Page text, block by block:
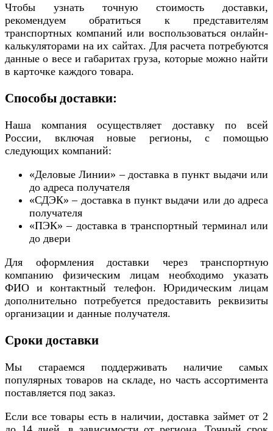
Чтобы узнать точную стоимость доставки,
рекомендуем обратиться к представителям
транспортных компаний или воспользоваться онлайн-
калькуляторами на их сайтах. Для расчета потребуются
данные о весе и габаритах груза, которые можно найти
в карточке каждого товара.
Способы доставки:
Наша компания осуществляет доставку по всей
России, включая новые регионы, с помощью
следующих компаний:
«Деловые Линии» – доставка в пункт выдачи или
до адреса получателя
«СДЭК» – доставка в пункт выдачи или до адреса
получателя
«ПЭК» – доставка в транспортный терминал или
до двери
Для оформления доставки через транспортную
компанию физическим лицам необходимо указать
ФИО и контактный телефон. Юридическим лицам
дополнительно потребуется предоставить реквизиты
организации и данные получателя.
Сроки доставки
Мы стараемся поддерживать наличие самых
популярных товаров на складе, но часть ассортимента
поставляется под заказ.
Если все товары есть в наличии, доставка займет от 2